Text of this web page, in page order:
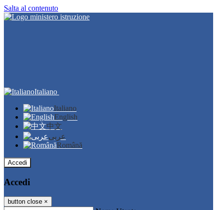
Salta al contenuto
Italiano
Italiano
English
中文
عربى
Română
Accedi
Accedi
button close ×